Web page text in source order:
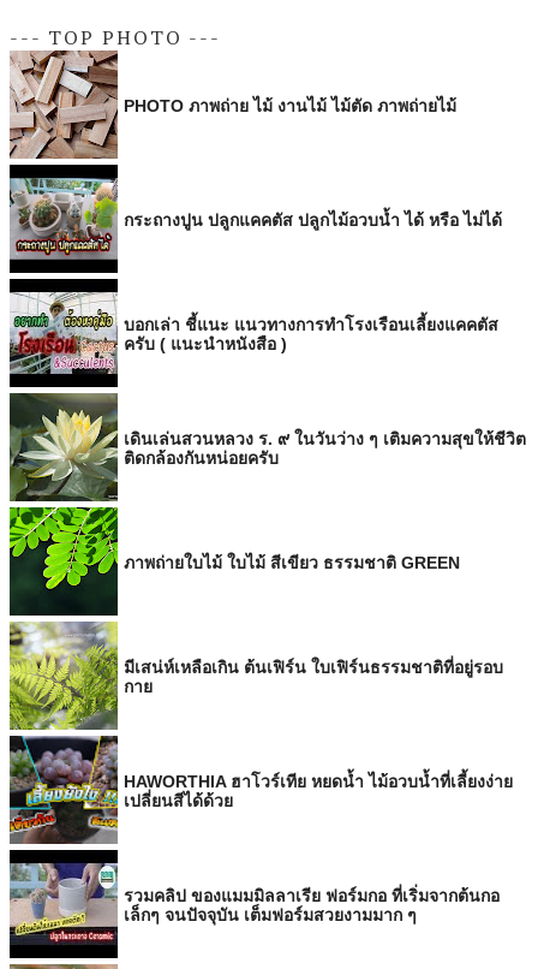
--- TOP PHOTO ---
PHOTO ภาพถ่าย ไม้ งานไม้ ไม้ตัด ภาพถ่ายไม้
กระถางปูน ปลูกแคคตัส ปลูกไม้อวบน้ำ ได้ หรือ ไม่ได้
บอกเล่า ชี้แนะ แนวทางการทำโรงเรือนเลี้ยงแคคตัส
ครับ ( แนะนำหนังสือ )
เดินเล่นสวนหลวง ร. ๙ ในวันว่าง ๆ เติมความสุขให้ชีวิต
ติดกล้องกันหน่อยครับ
ภาพถ่ายใบไม้ ใบไม้ สีเขียว ธรรมชาติ GREEN
มีเสน่ห์เหลือเกิน ต้นเฟิร์น ใบเฟิร์นธรรมชาติที่อยู่รอบ
กาย
HAWORTHIA ฮาโวร์เทีย หยดน้ำ ไม้อวบน้ำที่เลี้ยงง่าย
เปลี่ยนสีได้ด้วย
รวมคลิป ของแมมมิลลาเรีย ฟอร์มกอ ที่เริ่มจากต้นกอ
เล็กๆ จนปัจจุบัน เต็มฟอร์มสวยงามมาก ๆ